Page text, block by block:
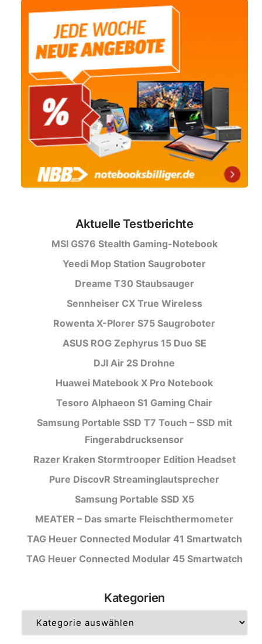
Aktuelle Testberichte
MSI GS76 Stealth Gaming-Notebook
Yeedi Mop Station Saugroboter
Dreame T30 Staubsauger
Sennheiser CX True Wireless
Rowenta X-Plorer S75 Saugroboter
ASUS ROG Zephyrus 15 Duo SE
DJI Air 2S Drohne
Huawei Matebook X Pro Notebook
Tesoro Alphaeon S1 Gaming Chair
Samsung Portable SSD T7 Touch – SSD mit
Fingerabdrucksensor
Razer Kraken Stormtrooper Edition Headset
Pure DiscovR Streaminglautsprecher
Samsung Portable SSD X5
MEATER – Das smarte Fleischthermometer
TAG Heuer Connected Modular 41 Smartwatch
TAG Heuer Connected Modular 45 Smartwatch
Kategorien